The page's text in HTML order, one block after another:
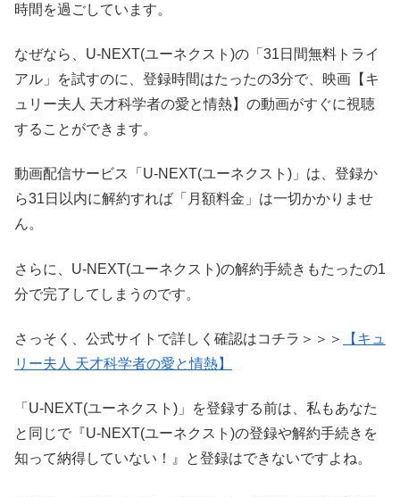
時間を過ごしています。
なぜなら、U-NEXT(ユーネクスト)の「31日間無料トライ
アル」を試すのに、登録時間はたったの3分で、映画【キ
ュリー夫人 天才科学者の愛と情熱】の動画がすぐに視聴
することができます。
動画配信サービス「U-NEXT(ユーネクスト)」は、登録か
ら31日以内に解約すれば「月額料金」は一切かかりませ
ん。
さらに、U-NEXT(ユーネクスト)の解約手続きもたったの1
分で完了してしまうのです。
さっそく、公式サイトで詳しく確認はコチラ＞＞＞
【キュ
リー夫人 天才科学者の愛と情熱】
「U-NEXT(ユーネクスト)」を登録する前は、私もあなた
と同じで『U-NEXT(ユーネクスト)の登録や解約手続きを
知って納得していない！』と登録はできないですよね。